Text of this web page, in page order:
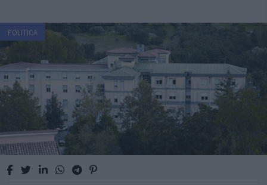
POLITICA